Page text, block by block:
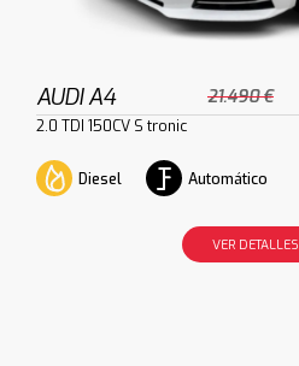
AUDI A4 21.490 €
2.0 TDI 150CV S tronic
Diesel Automático
VER DETALLES